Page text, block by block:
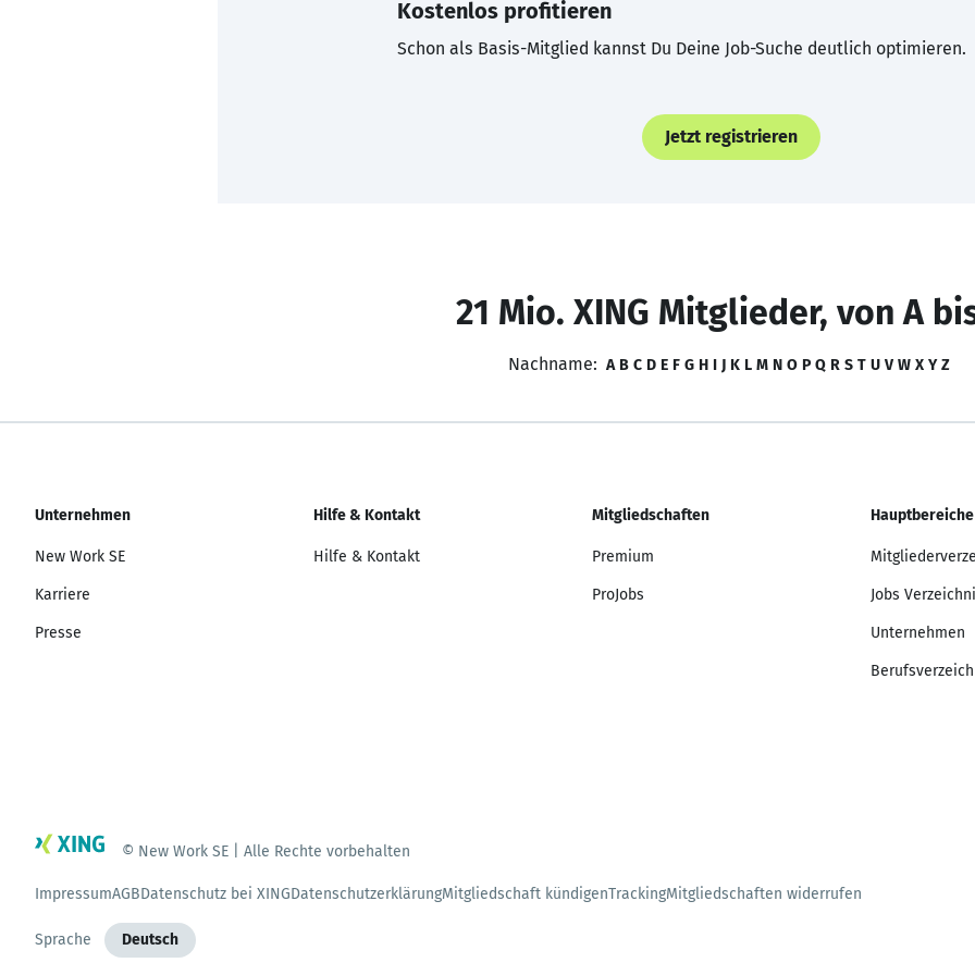
Kostenlos profitieren
Schon als Basis-Mitglied kannst Du Deine Job-Suche deutlich optimieren.
Jetzt registrieren
21 Mio. XING Mitglieder, von A
Nachname: A B C D E F G H I J K L M N O P Q R S T U V W X Y Z
Unternehmen
New Work SE
Karriere
Presse
Hilfe & Kontakt
Hilfe & Kontakt
Mitgliedschaften
Premium
ProJobs
Hauptbereiche
Jobs
Unternehmen
© New Work SE | Alle Rechte vorbehalten
ImpressumAGBDatenschutz bei XINGDatenschutzerklärungMitgliedschaft kündigenTrackingMitgliedschaften widerrufen
Sprache Deutsch